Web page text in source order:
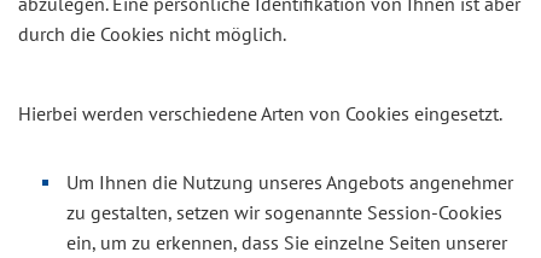
durch die Cookies nicht möglich.
Hierbei werden verschiedene Arten von Cookies eingesetzt.
Um Ihnen die Nutzung unseres Angebots angenehmer
zu gestalten, setzen wir sogenannte Session-Cookies
ein, um zu erkennen, dass Sie einzelne Seiten unserer